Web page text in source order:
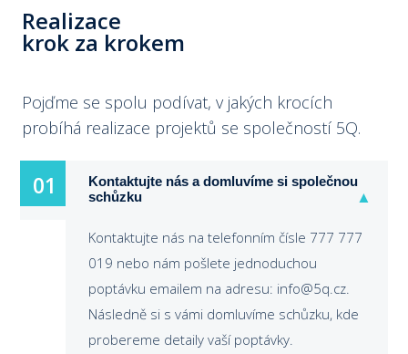
Realizace
krok za krokem
Pojďme se spolu podívat, v jakých krocích
probíhá realizace projektů se společností 5Q.
01
Kontaktujte nás a domluvíme si společnou
schůzku
01
Kontaktujte nás na telefonním čísle 777 777
019 nebo nám pošlete jednoduchou
poptávku emailem na adresu: info@5q.cz.
Následně si s vámi domluvíme schůzku, kde
probereme detaily vaší poptávky.